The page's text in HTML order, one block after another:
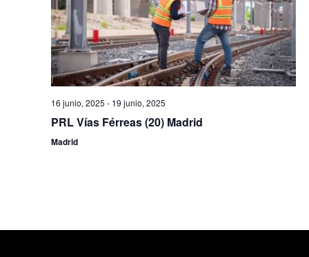
16 junio, 2025 - 19 junio, 2025
PRL Vías Férreas (20) Madrid
Madrid